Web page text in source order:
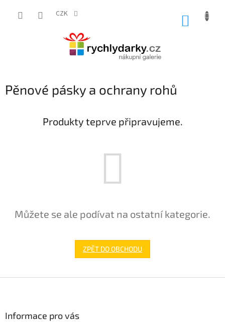
CZK
Pěnové pásky a ochrany rohů
Produkty teprve připravujeme.
Můžete se ale podívat na ostatní kategorie.
ZPĚT DO OBCHODU
Informace pro vás